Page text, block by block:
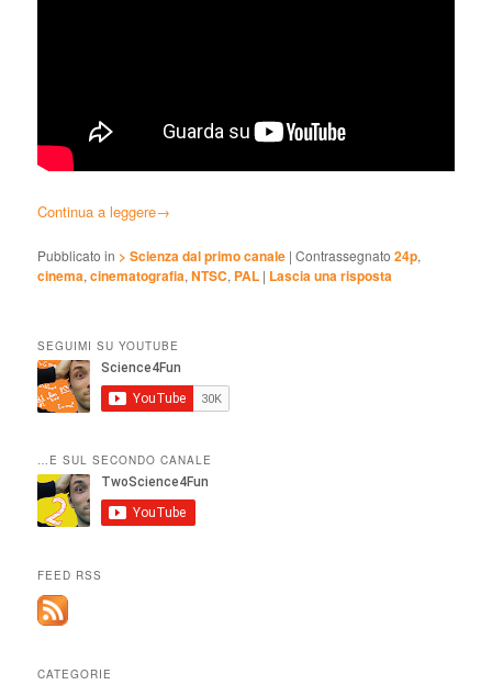
Continua a leggere→
Pubblicato in > Scienza dal primo canale |Contrassegnato 24p,
cinema,cinematografia,NTSC, PAL | Lascia una risposta
SEGUIMI SU YOUTUBE
…E SUL SECONDO CANALE
FEED RSS
CATEGORIE